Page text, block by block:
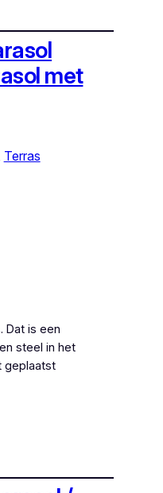
met
Terras
Dat is een
steel in het
geplaatst